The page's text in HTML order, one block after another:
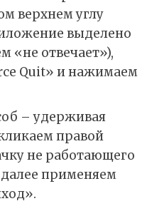
верхнем углу
выделено
«не отвечает»),
Quit» и нажимаем
– удерживая
правой
не работающего
применяем